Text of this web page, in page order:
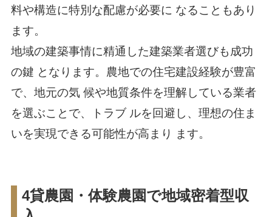
料や構造に特別な配慮が必要に なることもあり
ます。
地域の建築事情に精通した建築業者選びも成功
の鍵 となります。農地での住宅建設経験が豊富
で、地元の気 候や地質条件を理解している業者
を選ぶことで、トラブ ルを回避し、理想の住ま
いを実現できる可能性が高まり ます。
4貸農園・体験農園で地域密着型収